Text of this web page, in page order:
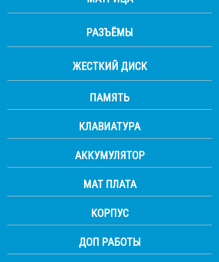
РАЗЪЁМЫ
ЖЕСТКИЙ ДИСК
ПАМЯТЬ
КЛАВИАТУРА
АККУМУЛЯТОР
МАТ ПЛАТА
КОРПУС
ДОП РАБОТЫ